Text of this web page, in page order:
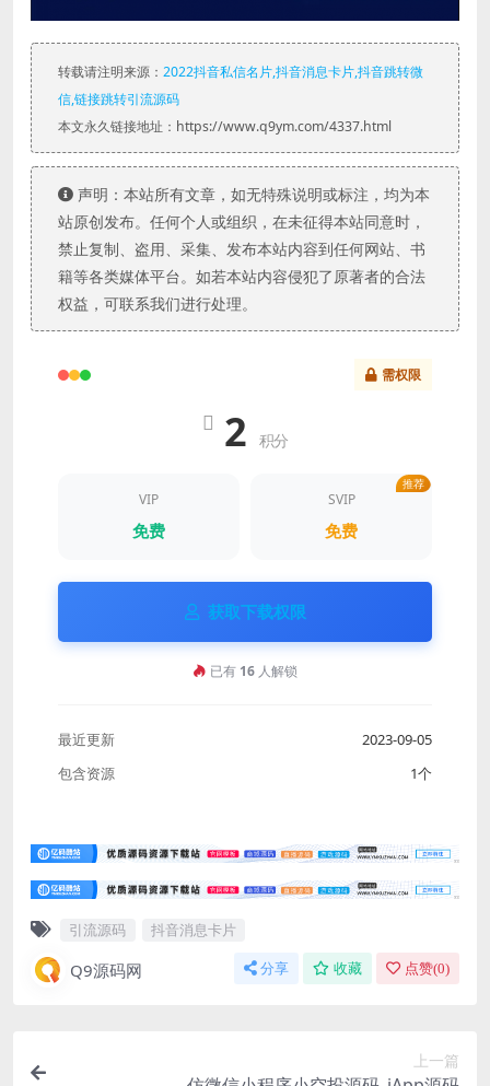
转载请注明来源： 2022抖音私信名片,抖音消息卡片,抖音跳转微
信,链接跳转引流源码
本文永久链接地址：https://www.q9ym.com/4337.html
声明：本站所有文章，如无特殊说明或标注，均为本
站原创发布。任何个人或组织，在未征得本站同意时，
禁止复制、盗用、采集、发布本站内容到任何网站、书
籍等各类媒体平台。如若本站内容侵犯了原著者的合法
权益，可联系我们进行处理。
需权限
2 积分
VIP
免费
推荐
SVIP
免费
获取下载权限
已有 16人解锁
最近更新
2023-09-05
包含资源
1个
引流源码 抖音消息卡片
Q9源码网 分享 收藏 点赞(0)
上一篇